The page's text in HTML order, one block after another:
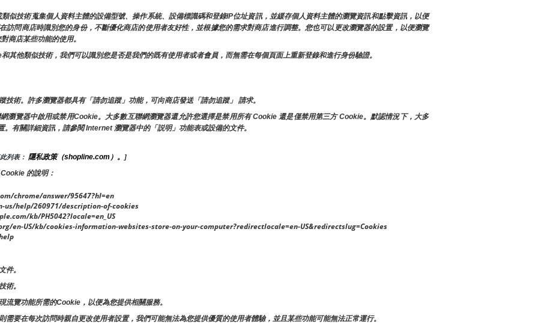
似技術蒐集個人資料主體的設備型號、操作系統、設備標識碼和登錄IP位址資訊，並緩存個人資料主體的瀏覽資訊和點擊資訊，以便
訪問商店時識別您的身份，不斷優化商店的使用者友好性，並根據您的需求對商店進行調整。您也可以更改瀏覽器的設置，以便瀏覽
商店某些功能的使用。
其他類似技術，我們可以識別您是否是我們的既有使用者或者會員，而無需在每個頁面上重新登錄和進行身份驗證。
術。許多瀏覽器都具有「請勿追蹤」功能，可向商店發送「請勿追蹤」 請求。
瀏覽器中啟用或禁用Cookie。大多數互聯網瀏覽器還允許您選擇是禁用所有 Cookie 還是僅禁用第三方 Cookie。默認情況下，大多
有關詳細資訊，請參閱 Internet 瀏覽器中的「説明」功能表或設備的文件。
列表： 隱私政策（shopline.com）。 ]
的說明：
chrome/answer/95647?hl=en
us/help/260971/description-of-cookies
kb/PH5042?locale=en_US
en-US/kb/cookies-information-websites-store-on-your-computer?redirectlocale=en-US&redirectslug=Cookies
件。
術。
覽功能所需的Cookie，以便為您提供相關服務。
要在每次訪問時親自更改使用者設置，我們可能無法為您提供優質的使用者體驗，並且某些功能可能無法正常運行。